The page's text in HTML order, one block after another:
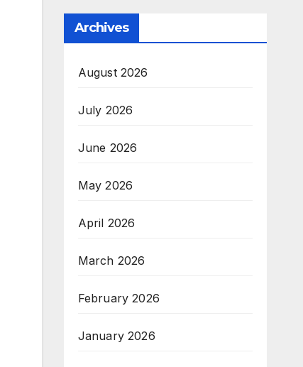
Archives
August 2026
July 2026
June 2026
May 2026
April 2026
March 2026
February 2026
January 2026